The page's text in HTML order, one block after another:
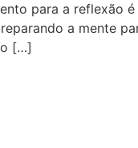
para a reflexão
a mente
[…]